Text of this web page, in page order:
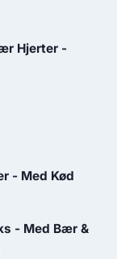
Hjerter -
- Med Kød
- Med Bær &